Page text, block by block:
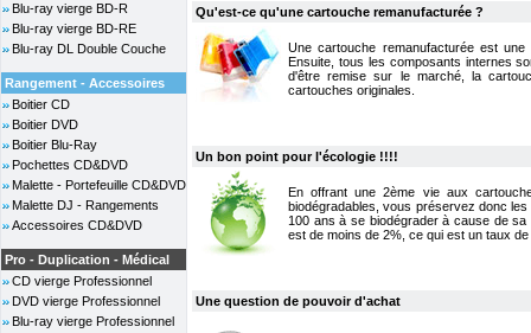
Blu-ray vierge BD-R
Blu-ray vierge BD-RE
Blu-ray DL Double Couche
Rangement - Accessoires
Boitier CD
Boitier DVD
Boitier Blu-Ray
Pochettes CD&DVD
Malette - Portefeuille CD&DVD
Malette DJ - Rangements
Accessoires CD&DVD
Pro - Duplication - Médical
CD vierge Professionnel
DVD vierge Professionnel
Blu-ray vierge Professionnel
Qu'est-ce qu'une cartouche remanufacturée ?
Une cartouche remanufacturée est
Ensuite, tous les composants internes
d'être remise sur le marché, la
cartouches originales.
Un bon point pour l'écologie !!!!
En offrant une 2ème vie aux
biodégradables, vous préservez donc
100 ans à se biodégrader à cause de
est de moins de 2%, ce qui est un taux
Une question de pouvoir d'achat